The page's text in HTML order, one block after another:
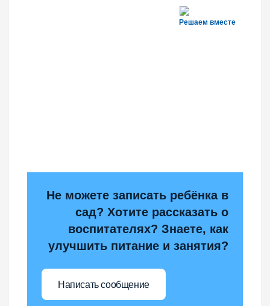
Решаем вместе
Не можете записать ребёнка в
сад? Хотите рассказать о
воспитателях? Знаете, как
улучшить питание и занятия?
Написать сообщение